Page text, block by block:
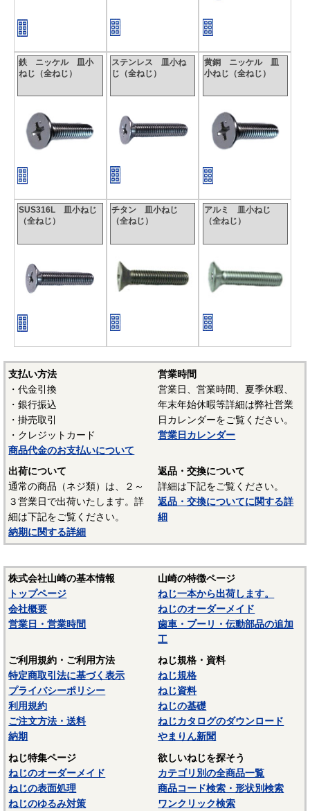
鉄 ニッケル 皿小
ねじ（全ねじ）
ステンレス 皿小ね
じ（全ねじ）
黄銅 ニッケル 皿
小ねじ（全ねじ）
SUS316L 皿小ねじ
（全ねじ）
チタン 皿小ねじ
（全ねじ）
アルミ 皿小ねじ
（全ねじ）
支払い方法
・代金引換
・銀行振込
・掛売取引
・クレジットカード
商品代金のお支払いについて
営業時間
営業日、営業時間、夏季休暇、
年末年始休暇等詳細は弊社営業
日カレンダーをご覧ください。
営業日カレンダー
出荷について
通常の商品（ネジ類）は、２～
３営業日で出荷いたします。詳
細は下記をご覧ください。
納期に関する詳細
返品・交換について
詳細は下記をご覧ください。
返品・交換についてに関する詳
細
株式会社山崎の基本情報
トップページ
会社概要
営業日・営業時間
山崎の特徴ページ
ねじ一本から出荷します。
ねじのオーダーメイド
歯車・プーリ・伝動部品の追加
工
ご利用規約・ご利用方法
特定商取引法に基づく表示
プライバシーポリシー
利用規約
ご注文方法・送料
納期
ねじ規格・資料
ねじ規格
ねじ資料
ねじの基礎
ねじカタログのダウンロード
やまりん新聞
ねじ特集ページ
ねじのオーダーメイド
ねじの表面処理
ねじのゆるみ対策
欲しいねじを探そう
カテゴリ別の全商品一覧
商品コード検索・形状別検索
ワンクリック検索